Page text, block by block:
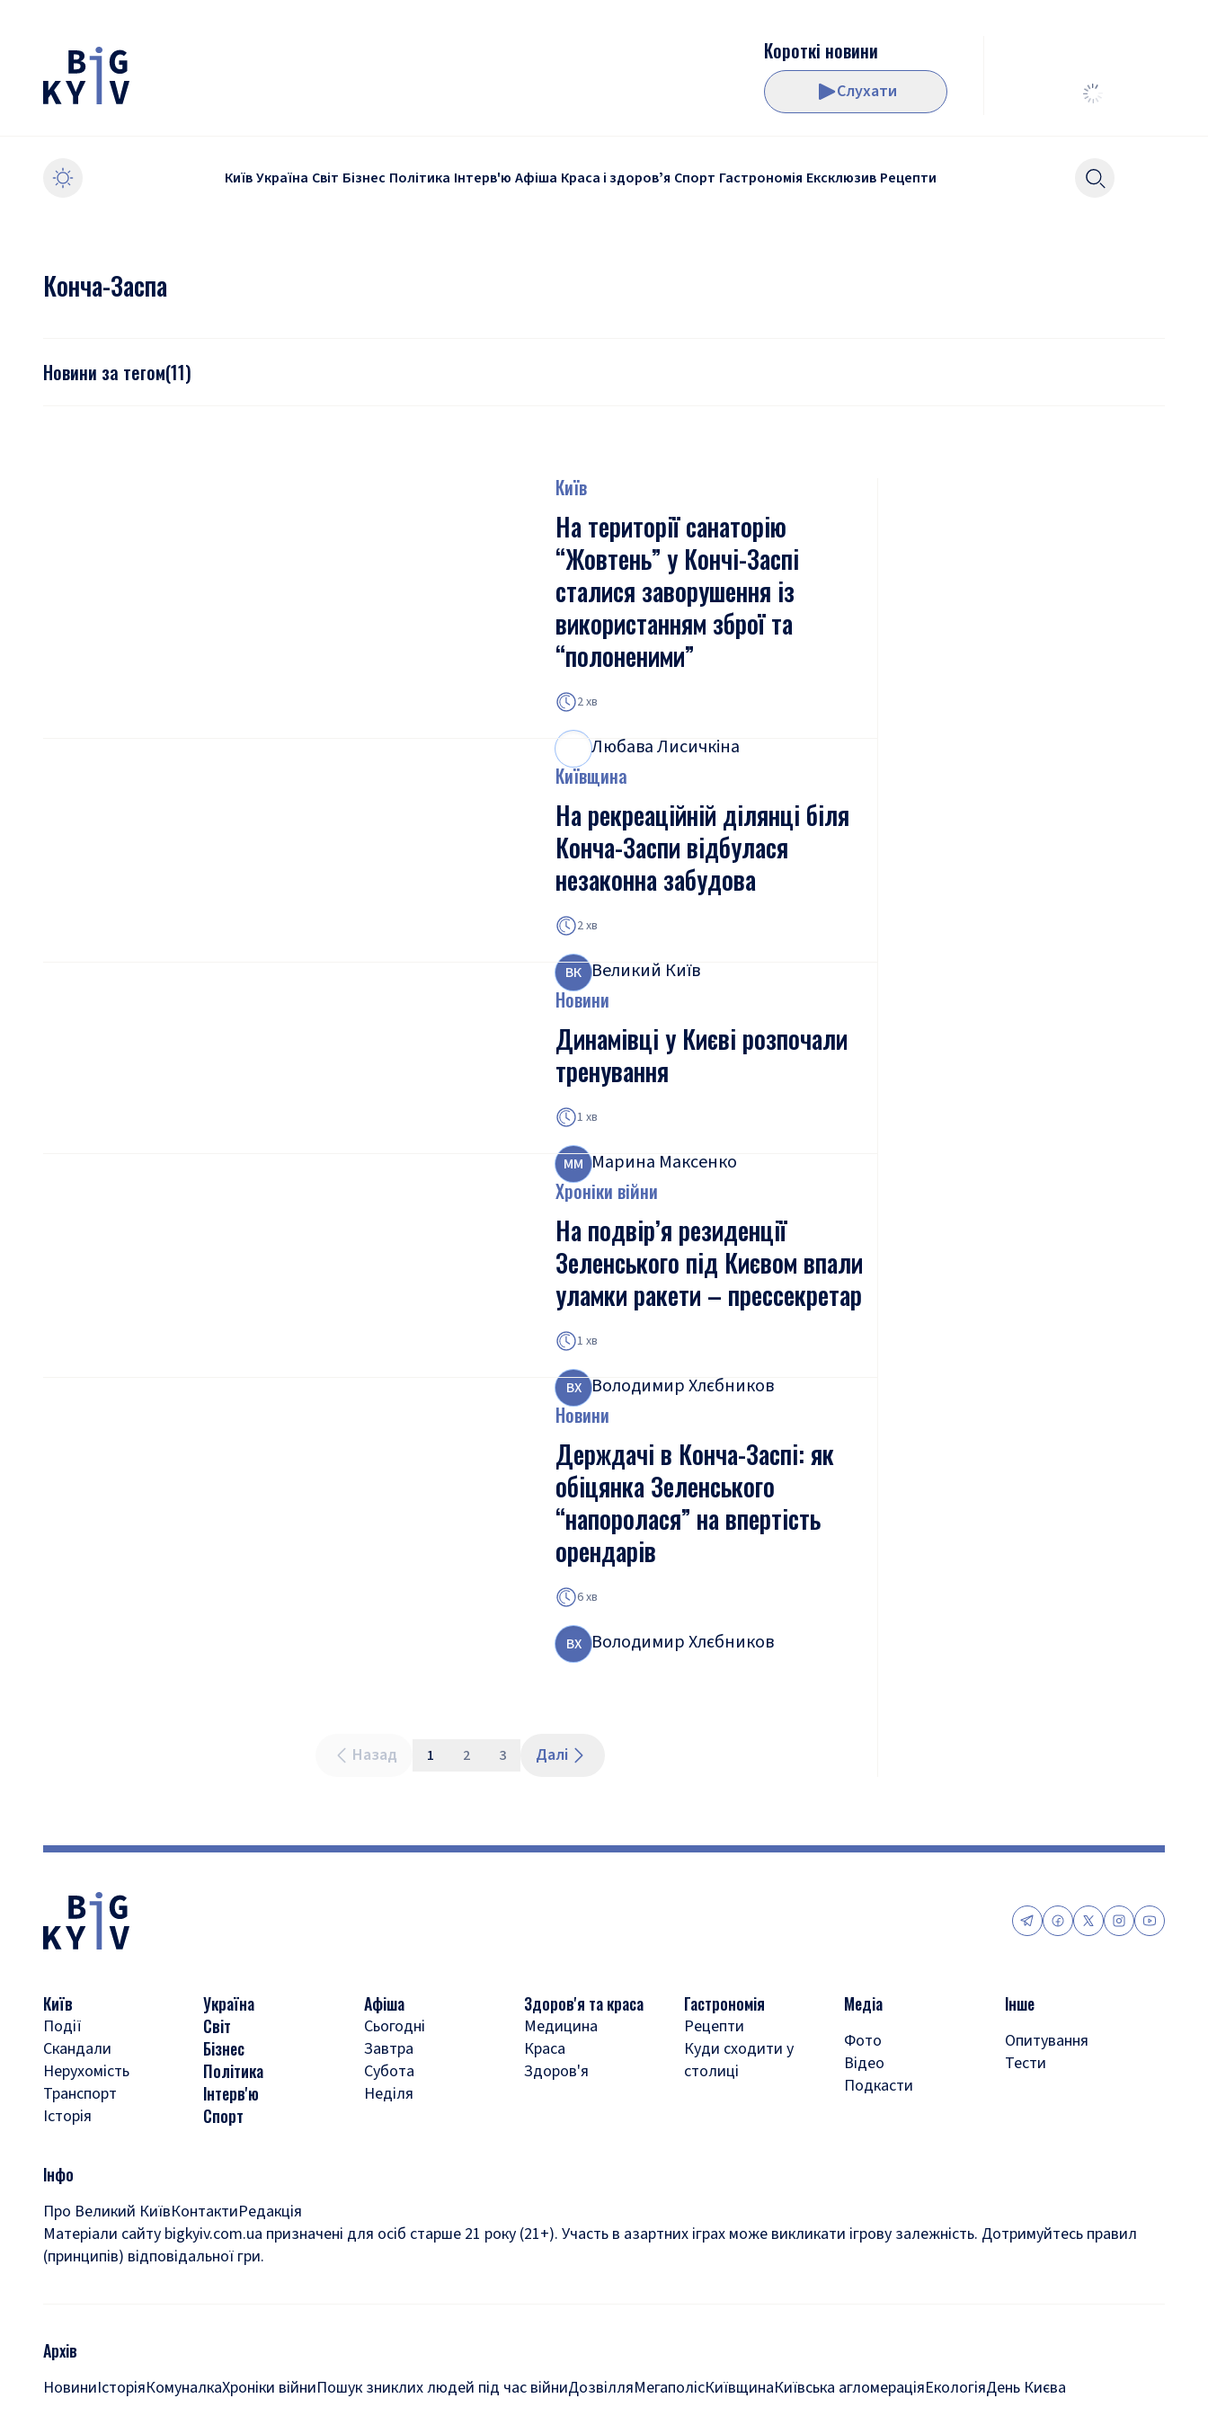
Короткі новини
Слухати
КиївУкраїна Світ Бізнес Політика Інтерв'ю Афіша Краса і здоровʼя Спорт Гастрономія Ексклюзив Рецепти
Конча-Заспа
Новини за тегом(11)
Київ
На території санаторію
“Жовтень” у Кончі-Заспі
сталися заворушення із
використанням зброї та
“полоненими”
2 хв
Любава Лисичкіна
Київщина
На рекреаційній ділянці біля
Конча-Заспи відбулася
незаконна забудова
2 хв
ВК Великий Київ
Новини
Динамівці у Києві розпочали
тренування
1 хв
ММ Марина Максенко
Хроніки війни
На подвір’я резиденції
Зеленського під Києвом впали
уламки ракети – прессекретар
1 хв
ВХ Володимир Хлєбников
Новини
Держдачі в Конча-Заспі: як
обіцянка Зеленського
“напоролася” на впертість
орендарів
6 хв
ВХ Володимир Хлєбников
Назад 1 2 3 Далі
Київ
Події
Скандали
Нерухомість
Транспорт
Історія
Україна
Світ
Бізнес
Політика
Інтерв'ю
Спорт
Афіша
Сьогодні
Завтра
Субота
Неділя
Здоров'я та краса
Медицина
Краса
Здоров'я
Гастрономія
Рецепти
Куди сходити у
столиці
Медіа
Фото
Відео
Подкасти
Інше
Опитування
Тести
Інфо
Про Великий КиївКонтактиРедакція
Матеріали сайту bigkyiv.com.ua призначені для осіб старше 21 року (21+). Участь в азартних іграх може викликати ігрову залежність. Дотримуйтесь правил
(принципів) відповідальної гри.
Архів
НовиниІсторіяКомуналкаХроніки війниПошук зниклих людей під час війниДозвілляМегаполісКиївщинаКиївська агломераціяЕкологіяДень Києва